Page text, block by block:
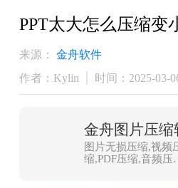
PPT太大怎么压缩变
来源：
金舟软件
作者：Kylin
时间：2025-03-
金舟图片压缩
图片无损压缩,视频
缩,PDF压缩,音频压